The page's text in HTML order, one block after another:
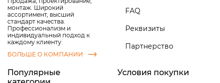
монтаж. Широкий
ассортимент, высший
стандарт качества.
Профессионализм и
индивидуальный подход к
каждому клиенту.
БОЛЬШЕ О КОМПАНИИ
FAQ
Реквизиты
Партнерство
Популярные
Условия покупки